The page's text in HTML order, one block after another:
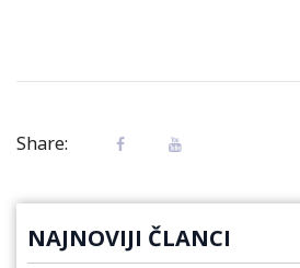
Share:
NAJNOVIJI ČLANCI